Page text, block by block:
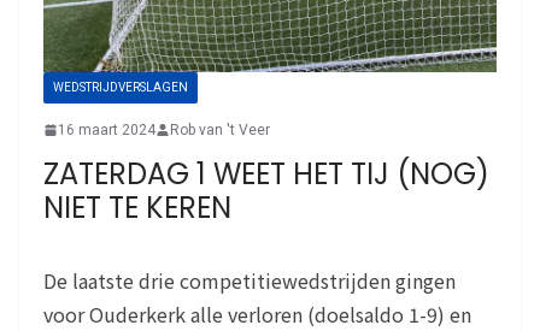
WEDSTRIJDVERSLAGEN
16 maart 2024 Rob van 't Veer
ZATERDAG 1 WEET HET TIJ (NOG)
NIET TE KEREN
De laatste drie competitiewedstrijden gingen
voor Ouderkerk alle verloren (doelsaldo 1-9) en